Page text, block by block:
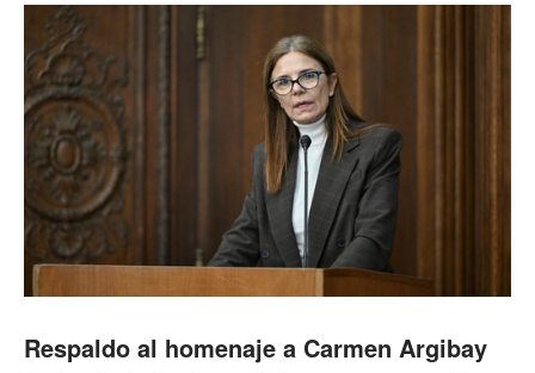
Respaldo al homenaje a Carmen Argibay